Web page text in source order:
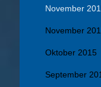
November
November
Oktober 2015
September